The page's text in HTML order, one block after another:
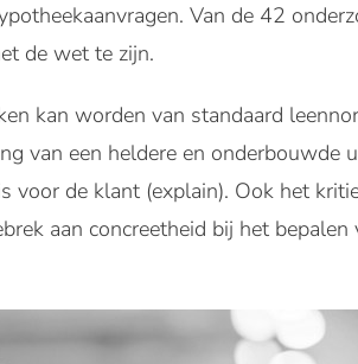
Van de 42
de wet te zijn.
kan worden van standaard
van een heldere en onderbouwde
voor de klant (explain). Ook het
aan concreetheid bij het